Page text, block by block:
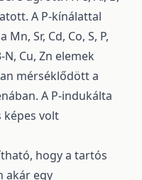
A P-kínálattal
Sr, Cd, Co, S, P,
Cu, Zn elemek
mérséklődött a
A P-indukálta
képes volt
hogy a tartós
akár egy